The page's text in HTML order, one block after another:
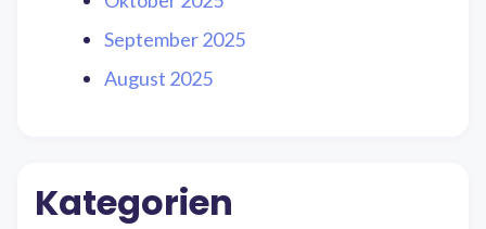
September 2025
August 2025
Kategorien